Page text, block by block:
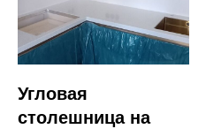
Угловая
столешница на